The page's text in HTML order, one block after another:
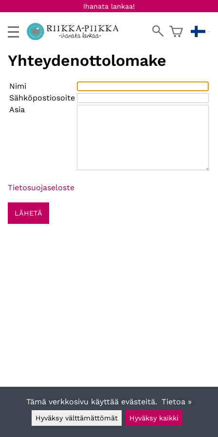
Ihanata lankaa!
Yhteydenottolomake
Nimi
Sähköpostiosoite
Asia
Tietosuojaseloste
Tämä verkkosivu käyttää evästeitä. Tietoa »
Hyväksy välttämättömät Hyväksy kaikki